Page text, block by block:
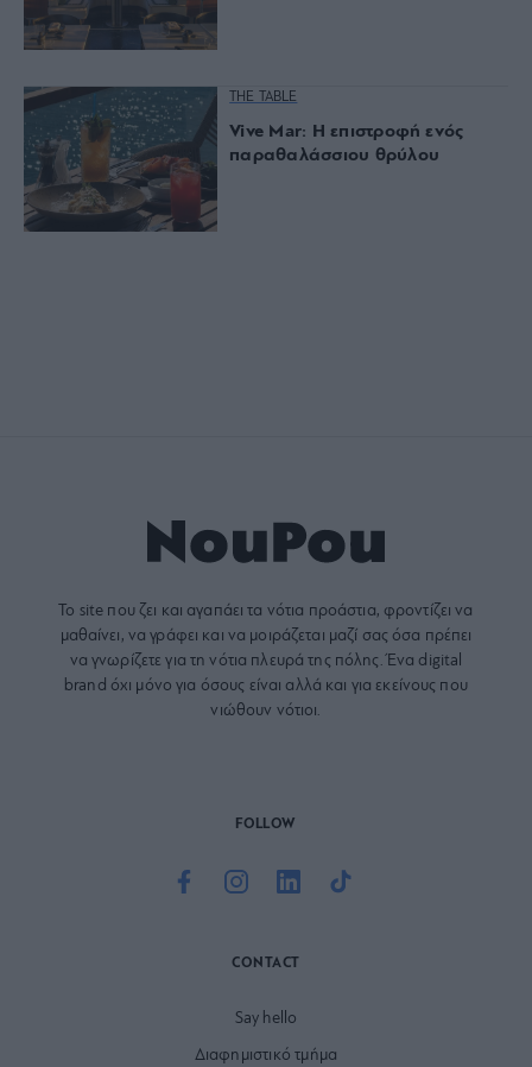
THE TABLE
Vive Mar: Η επιστροφή ενός
παραθαλάσσιου θρύλου
Το site που ζει και αγαπάει τα νότια προάστια, φροντίζει να
μαθαίνει, να γράφει και να μοιράζεται μαζί σας όσα πρέπει
να γνωρίζετε για τη νότια πλευρά της πόλης. Ένα digital
brand όχι μόνο για όσους είναι αλλά και για εκείνους που
νιώθουν νότιοι.
FOLLOW
CONTACT
Say hello
Διαφημιστικό τμήμα